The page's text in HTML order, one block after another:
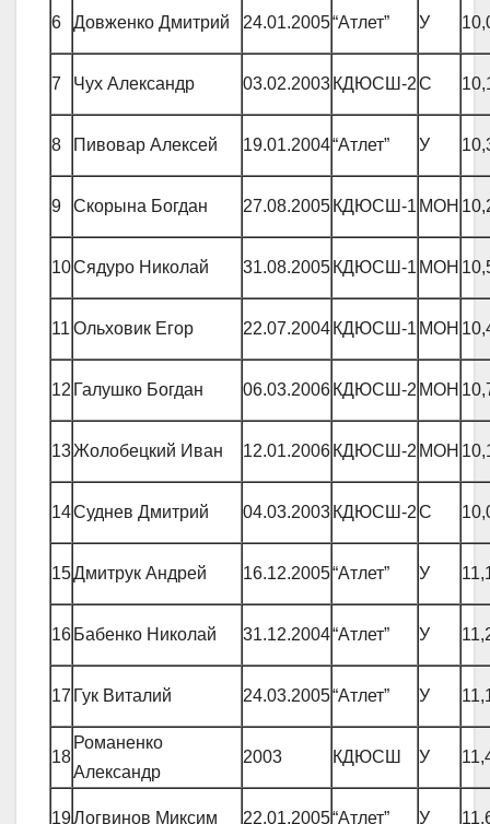
6 Довженко Дмитрий 24.01.2005“Атлет” У
7 Чух Александр 03.02.2003 КДЮСШ-2С
8 Пивовар Алексей 19.01.2004“Атлет” У
9 Скорына Богдан 27.08.2005 КДЮСШ-1 МОН
10Сядуро Николай 31.08.2005 КДЮСШ-1 МОН
11 Ольховик Егор 22.07.2004 КДЮСШ-1 МОН
12 Галушко Богдан 06.03.2006 КДЮСШ-2 МОН
13Жолобецкий Иван 12.01.2006 КДЮСШ-2 МОН
14Суднев Дмитрий 04.03.2003 КДЮСШ-2С
15Дмитрук Андрей 16.12.2005“Атлет” У
16 Бабенко Николай 31.12.2004“Атлет” У
17 Гук Виталий 24.03.2005“Атлет” У
18
Романенко
Александр
2003 КДЮСШ У
19Логвинов Миксим 22.01.2005“Атлет” У